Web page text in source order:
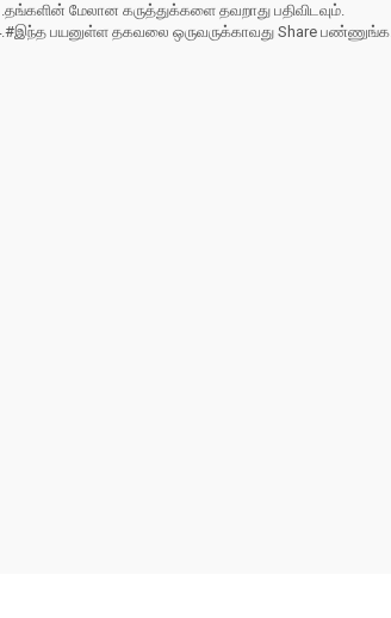
மேலான கருத்துக்களை தவறாது பதிவிடவும்.
பயனுள்ள தகவலை ஒருவருக்காவது Share பண்ணுங்க.